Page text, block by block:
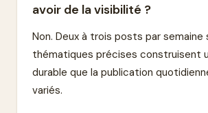
avoir de la visibilité ?
Non. Deux à trois posts par semaine
thématiques précises construisent
durable que la publication
variés.